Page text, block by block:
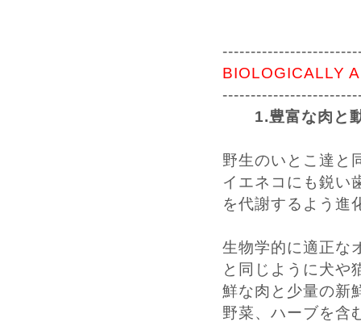
BIOLOGICALLY
1.豊富な肉と動
野生のいとこ達と
イエネコにも鋭い
を代謝するよう進
生物学的に適正な
と同じように犬や
鮮な肉と少量の新
野菜、ハーブを含